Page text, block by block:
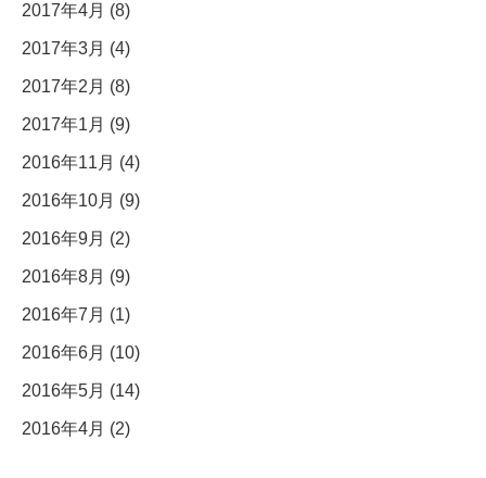
2017年4月 (8)
2017年3月 (4)
2017年2月 (8)
2017年1月 (9)
2016年11月 (4)
2016年10月 (9)
2016年9月 (2)
2016年8月 (9)
2016年7月 (1)
2016年6月 (10)
2016年5月 (14)
2016年4月 (2)